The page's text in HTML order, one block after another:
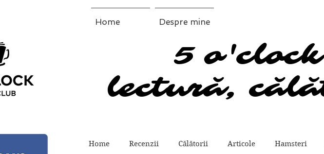
Home Despre mine
5
lectură,
5
lectură,
Home Recenzii Călătorii Articole Hamsteri